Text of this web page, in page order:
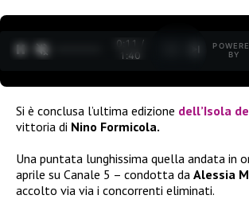
0:12 /
1:40
BY
Si è conclusa l’ultima edizione dell’Isola
vittoria di Nino Formicola.
Una puntata lunghissima quella andata in
aprile su Canale 5 – condotta da Alessia
accolto via via i concorrenti eliminati.